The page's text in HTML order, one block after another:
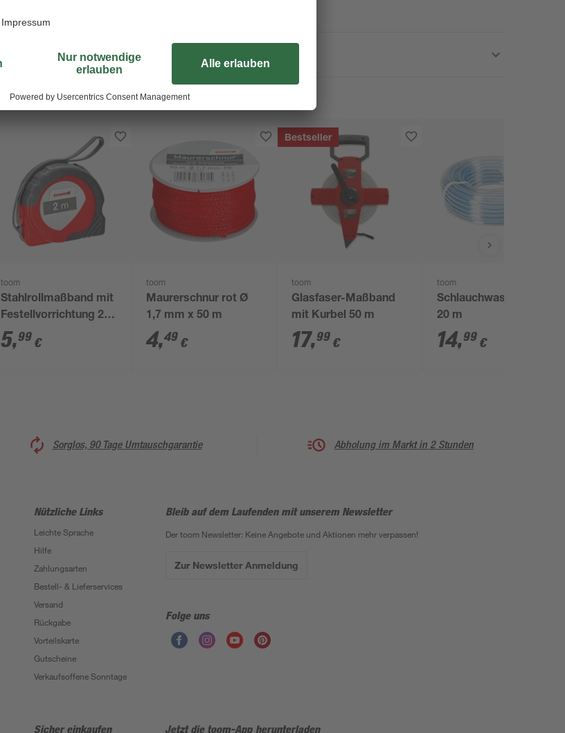
toom
Stahlrollmaßband mit
Festellvorrichtung 2
m
5,99 €
toom
Maurerschnur rot Ø
1,7 mm x 50 m
4,49 €
Bestseller
toom
Glasfaser-Maßband
mit Kurbel 50 m
17,99 €
toom
Schlauchwasserwaage
20 m
14,99 €
Sorglos, 90 Tage Umtauschgarantie Abholung im Markt in 2 Stunden
Nützliche Links
Leichte Sprache
Hilfe
Zahlungsarten
Bestell- & Lieferservices
Versand
Rückgabe
Vorteilskarte
Gutscheine
Verkaufsoffene Sonntage
Bleib auf dem Laufenden mit unserem Newsletter
Der toom Newsletter: Keine Angebote und Aktionen mehr verpassen!
Zur Newsletter Anmeldung
Folge uns
Sicher einkaufen Jetzt die toom-App herunterladen